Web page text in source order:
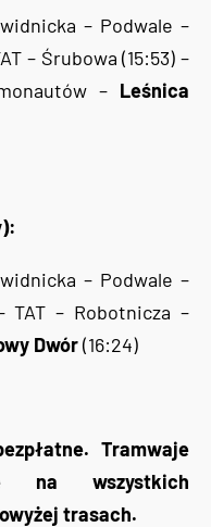
– Podwale –
– Śrubowa (15:53) –
– Leśnica
– Podwale –
TAT – Robotnicza –
Dwór(16:24)
Tramwaje
na wszystkich
trasach.